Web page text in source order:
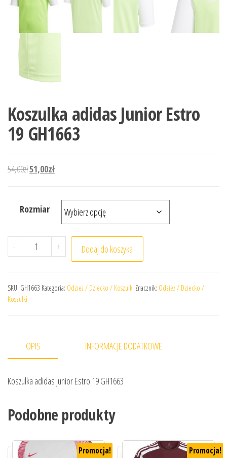
Koszulka adidas Junior Estro
19 GH1663
54,00złPierwotna cena wynosiła: 54,00zł.
51,00złAktualna cena wynosi: 51,00zł.
Rozmiar
- ilość Koszulka adidas Junior Estro 19 GH1663
+ Dodaj do koszyka
SKU: GH1663 Kategoria: Odzież / Dziecko / Koszulki Znacznik: Odzież / Dziecko /
Koszulki
OPIS INFORMACJE DODATKOWE
Koszulka adidas Junior Estro 19 GH1663
Podobne produkty
Promocja! Promocja!